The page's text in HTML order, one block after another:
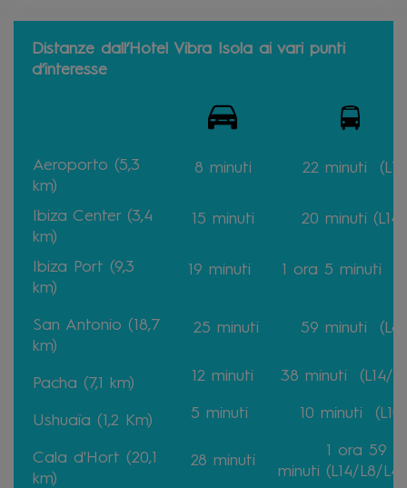
Distanze dall’Hotel Vibra Isola ai vari punti
d’interesse
Aeroporto (5,3
km)
8 minuti 22 minuti
Ibiza Center (3,4
km)
15 minuti 20 minuti (L14)
Ibiza Port (9,3
km)
19 minuti 1 ora 5 minuti
San Antonio (18,7
km)
25 minuti 59 minuti (L8)
Pacha (7,1 km) 12 minuti 38 minuti (L14/
Ushuaïa (1,2 Km) 5 minuti 10 minuti (L10)
Cala d'Hort (20,1
km)
28 minuti
1 ora 59
minuti (L14/L8/